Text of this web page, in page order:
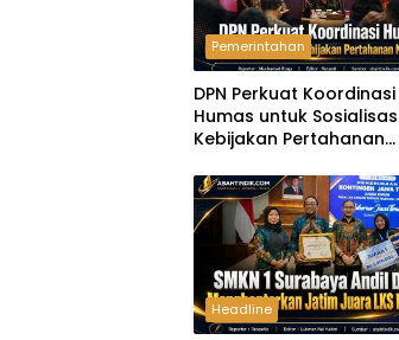
Pemerintahan
DPN Perkuat Koordinasi
Humas untuk
Kebijakan Pertahanan
Headline